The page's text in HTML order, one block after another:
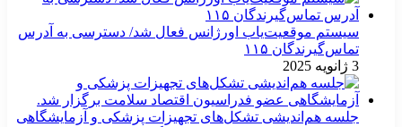
سیستم موقعیت‌یاب اورژانس فعال شد/ دسترسی به آدرس
تماس‌گیرندگان ۱۱۵
3 ژانویه 2025
جلسه هم‌اندیشی تشکل‌های تجهیزات پزشکی و آزمایشگاهی